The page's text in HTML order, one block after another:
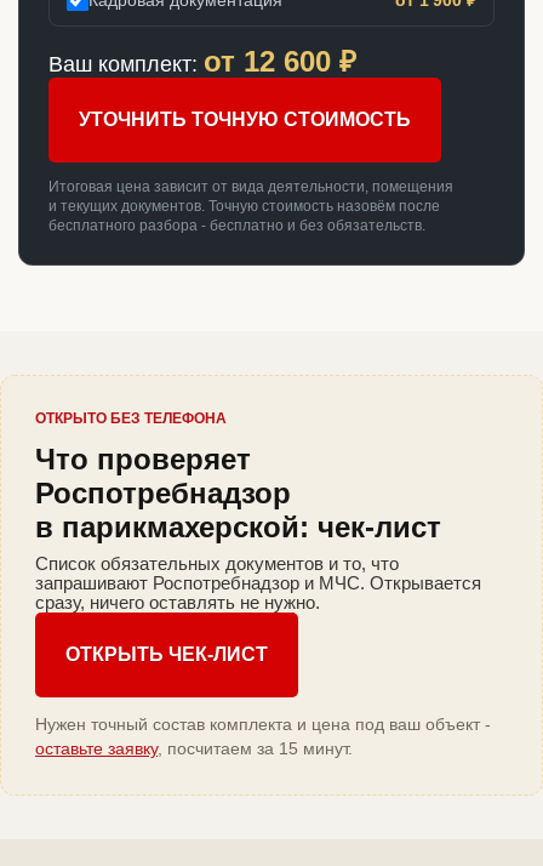
Ваш комплект: от 12 600 ₽
УТОЧНИТЬ ТОЧНУЮ СТОИМОСТЬ
Итоговая цена зависит от вида деятельности, помещения
и текущих документов. Точную стоимость назовём после
бесплатного разбора - бесплатно и без обязательств.
ОТКРЫТО БЕЗ ТЕЛЕФОНА
Что проверяет
Роспотребнадзор
в парикмахерской: чек-лист
Список обязательных документов и то, что
запрашивают Роспотребнадзор и МЧС. Открывается
сразу, ничего оставлять не нужно.
ОТКРЫТЬ ЧЕК-ЛИСТ
Нужен точный состав комплекта и цена под ваш объект -
оставьте заявку, посчитаем за 15 минут.